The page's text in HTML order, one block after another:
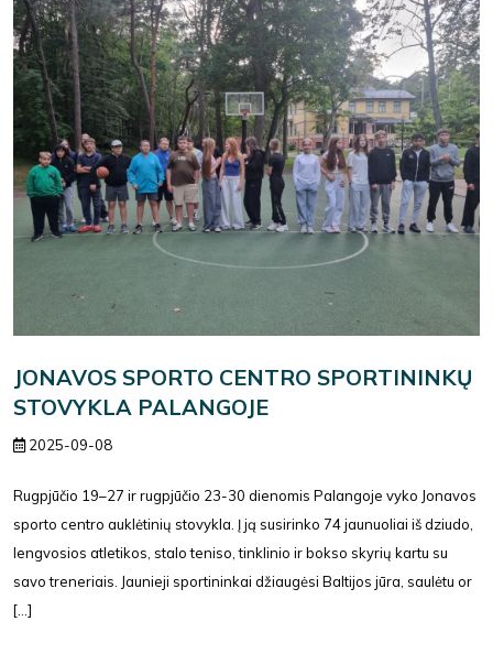
JONAVOS SPORTO CENTRO SPORTININKŲ
STOVYKLA PALANGOJE
2025-09-08
Rugpjūčio 19–27 ir rugpjūčio 23-30 dienomis Palangoje vyko Jonavos
sporto centro auklėtinių stovykla. Į ją susirinko 74 jaunuoliai iš dziudo,
lengvosios atletikos, stalo teniso, tinklinio ir bokso skyrių kartu su
savo treneriais. Jaunieji sportininkai džiaugėsi Baltijos jūra, saulėtu or
[...]